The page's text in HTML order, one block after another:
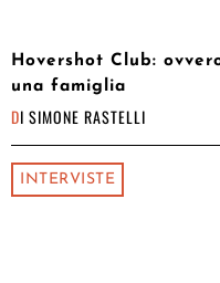
Hovershot Club:
una famiglia
DI SIMONE RASTELLI
INTERVISTE